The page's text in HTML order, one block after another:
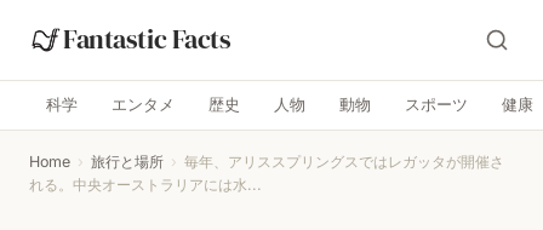
Fantastic Facts
科学 エンタメ 歴史 人物 動物 スポーツ 健康
Home › 旅行と場所 › 毎年、アリススプリングスではレガッタが開催さ
れる。中央オーストラリアには水...